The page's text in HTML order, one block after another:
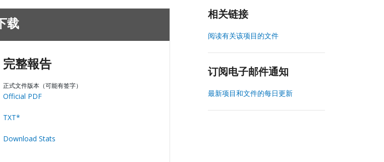
下载
完整報告
正式文件版本（可能有签字）
Official PDF
TXT*
Download Stats
相关链接
阅读有关该项目的文件
订阅电子邮件通知
最新项目和文件的每日更新